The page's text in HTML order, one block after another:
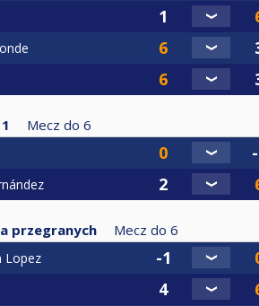
Mecz do 6
przegranych Mecz do 6
Lopez